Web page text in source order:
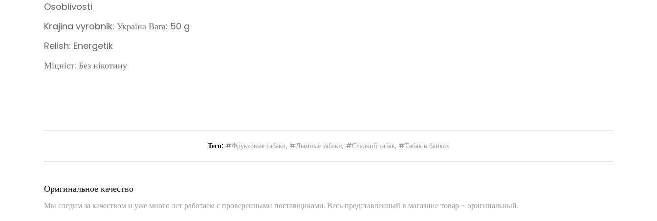
Osoblivosti
Krajina vyrobnik: Україна Вага: 50 g
Relish: Energetik
Міцніст: Без нікотину
Теги: #Фруктовые табаки, #Дымные табаки, #Сладкий табак, #Табак в банках
Оригинальное качество
Мы следим за качеством и уже много лет работаем с проверенными поставщиками. Весь представленный в магазине товар - оригинальный.